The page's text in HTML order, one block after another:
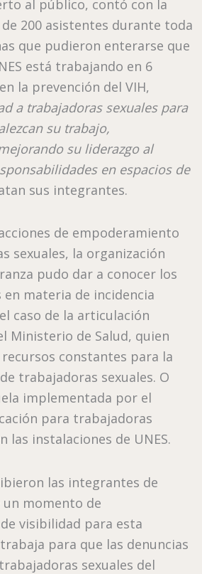
al público, contó con la
200 asistentes durante toda
que pudieron enterarse que
está trabajando en 6
la prevención del VIH,
a trabajadoras sexuales para
su trabajo,
su liderazgo al
en espacios de
sus integrantes.
de empoderamiento
sexuales, la organización
pudo dar a conocer los
en materia de incidencia
caso de la articulación
Ministerio de Salud, quien
constantes para la
trabajadoras sexuales. O
implementada por el
para trabajadoras
las instalaciones de UNES.
las integrantes de
un momento de
visibilidad para esta
para que las denuncias
sexuales del